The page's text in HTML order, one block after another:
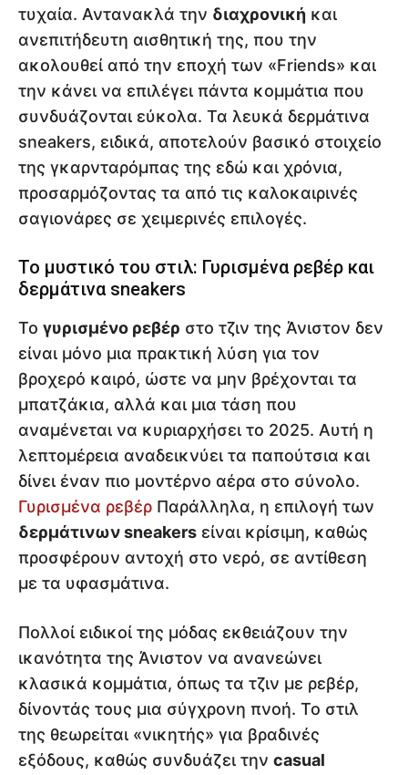
τυχαία. Αντανακλά την διαχρονική και
ανεπιτήδευτη αισθητική της, που την
ακολουθεί από την εποχή των «Friends» και
την κάνει να επιλέγει πάντα κομμάτια που
συνδυάζονται εύκολα. Τα λευκά δερμάτινα
sneakers, ειδικά, αποτελούν βασικό στοιχείο
της γκαρνταρόμπας της εδώ και χρόνια,
προσαρμόζοντας τα από τις καλοκαιρινές
σαγιονάρες σε χειμερινές επιλογές.
Το μυστικό του στιλ: Γυρισμένα ρεβέρ και
δερμάτινα sneakers
Το γυρισμένο ρεβέρ στο τζιν της Άνιστον δεν
είναι μόνο μια πρακτική λύση για τον
βροχερό καιρό, ώστε να μην βρέχονται τα
μπατζάκια, αλλά και μια τάση που
αναμένεται να κυριαρχήσει το 2025. Αυτή η
λεπτομέρεια αναδεικνύει τα παπούτσια και
δίνει έναν πιο μοντέρνο αέρα στο σύνολο.
Γυρισμένα ρεβέρ Παράλληλα, η επιλογή των
δερμάτινων sneakers είναι κρίσιμη, καθώς
προσφέρουν αντοχή στο νερό, σε αντίθεση
με τα υφασμάτινα.
Πολλοί ειδικοί της μόδας εκθειάζουν την
ικανότητα της Άνιστον να ανανεώνει
κλασικά κομμάτια, όπως τα τζιν με ρεβέρ,
δίνοντάς τους μια σύγχρονη πνοή. Το στιλ
της θεωρείται «νικητής» για βραδινές
εξόδους, καθώς συνδυάζει την casual